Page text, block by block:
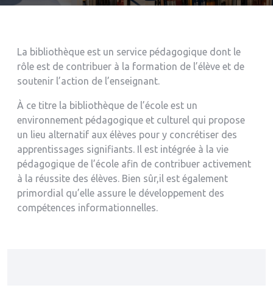
La bibliothèque est un service pédagogique dont le
rôle est de contribuer à la formation de l’élève et de
soutenir l’action de l’enseignant.
À ce titre la bibliothèque de l’école est un
environnement pédagogique et culturel qui propose
un lieu alternatif aux élèves pour y concrétiser des
apprentissages signifiants. Il est intégrée à la vie
pédagogique de l’école afin de contribuer activement
à la réussite des élèves. Bien sûr,il est également
primordial qu’elle assure le développement des
compétences informationnelles.